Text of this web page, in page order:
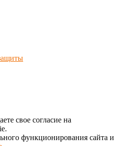
свое согласие на
функционирования сайта и